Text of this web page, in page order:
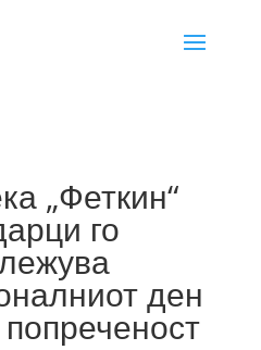
„Феткин“
го
ден